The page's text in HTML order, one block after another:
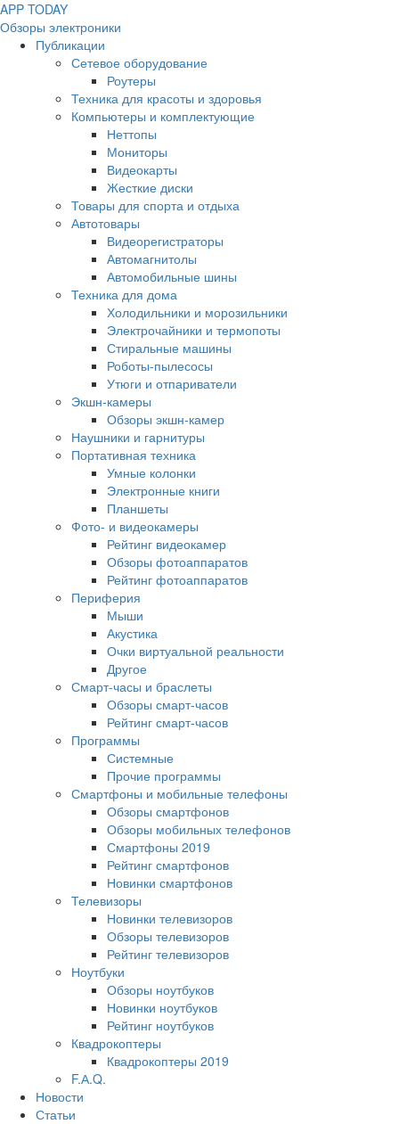
APP TODAY
Обзоры электроники
Публикации
Сетевое оборудование
Роутеры
Техника для красоты и здоровья
Компьютеры и комплектующие
Неттопы
Мониторы
Видеокарты
Жесткие диски
Товары для спорта и отдыха
Автотовары
Видеорегистраторы
Автомагнитолы
Автомобильные шины
Техника для дома
Холодильники и морозильники
Электрочайники и термопоты
Стиральные машины
Роботы-пылесосы
Утюги и отпариватели
Экшн-камеры
Обзоры экшн-камер
Наушники и гарнитуры
Портативная техника
Умные колонки
Электронные книги
Планшеты
Фото- и видеокамеры
Рейтинг видеокамер
Обзоры фотоаппаратов
Рейтинг фотоаппаратов
Периферия
Мыши
Акустика
Очки виртуальной реальности
Другое
Смарт-часы и браслеты
Обзоры смарт-часов
Рейтинг смарт-часов
Программы
Системные
Прочие программы
Смартфоны и мобильные телефоны
Обзоры смартфонов
Обзоры мобильных телефонов
Смартфоны 2019
Рейтинг смартфонов
Новинки смартфонов
Телевизоры
Новинки телевизоров
Обзоры телевизоров
Рейтинг телевизоров
Ноутбуки
Обзоры ноутбуков
Новинки ноутбуков
Рейтинг ноутбуков
Квадрокоптеры
Квадрокоптеры 2019
F.А.Q.
Новости
Статьи